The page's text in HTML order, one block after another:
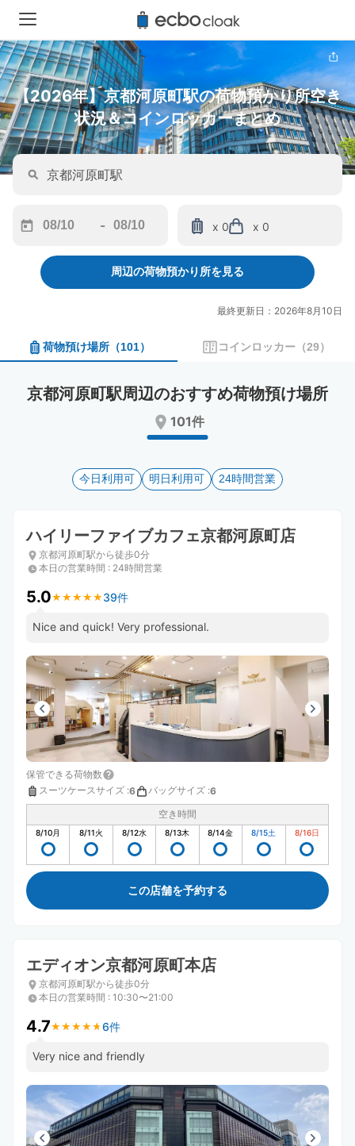
【2026年】京都河原町駅の荷物預かり所空き
状況＆コインロッカーまとめ
forward
interact
calendar
and
a
date.
the
keyboard
shortcuts
for
changing
dates.
-
backward
to
interact
and
a
date.
mark
key
the
keyboard
shortcuts
for
changing
dates.
x 0 x 0
周辺の荷物預かり所を見る
最終更新日：2026年8月10日
荷物預け場所 （101） コインロッカー （29）
京都河原町駅周辺のおすすめ荷物預け場所
101件
今日利用可 明日利用可 24時間営業
ハイリーファイブカフェ京都河原町店
京都河原町駅から徒歩0分
本日の営業時間 : 24時間営業
5.0★ ★ ★ ★ ★
★ ★ ★ ★ ★ 39件
Nice and quick! Very professional.
保管できる荷物数
スーツケースサイズ :6 バッグサイズ :6
空き時間
8/10月 8/11火 8/12水 8/13木 8/14金 8/15土 8/16日
この店舗を予約する
エディオン京都河原町本店
京都河原町駅から徒歩0分
本日の営業時間 : 10:30〜21:00
4.7★ ★ ★ ★ ★
★ ★ ★ ★ ★ 6件
Very nice and friendly